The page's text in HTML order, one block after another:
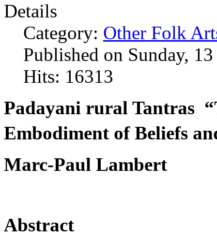
Details
Category: Other Folk
Published on Sunday,
Hits: 16313
Padayani rural Tantras
Embodiment of Beliefs
Marc-
Abstract